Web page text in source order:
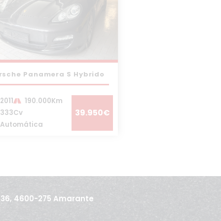
Panamera S Hybrido
2011
190.000Km
333Cv
Automática
39.950€
4600-275 Amarante